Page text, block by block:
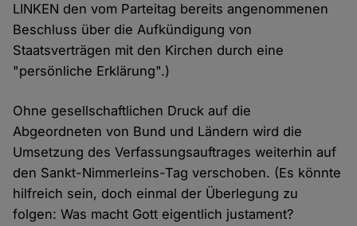
LINKEN den vom Parteitag bereits angenommenen
Beschluss über die Aufkündigung von
Staatsverträgen mit den Kirchen durch eine
"persönliche Erklärung".)
Ohne gesellschaftlichen Druck auf die
Abgeordneten von Bund und Ländern wird die
Umsetzung des Verfassungsauftrages weiterhin auf
den Sankt-Nimmerleins-Tag verschoben. (Es könnte
hilfreich sein, doch einmal der Überlegung zu
folgen: Was macht Gott eigentlich justament?